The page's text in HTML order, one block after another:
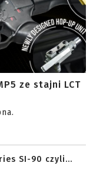
ze stajni LCT
SI-90 czyli...